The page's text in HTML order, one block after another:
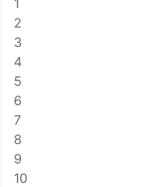
1
2
3
4
5
6
7
8
9
10